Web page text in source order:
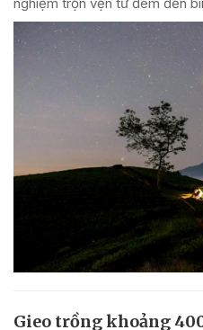
Gieo trồng khoảng